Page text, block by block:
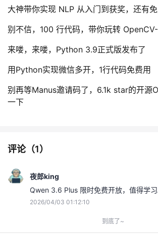
大神带你实现 NLP 从入门到获奖，还有免
别不信，100 行代码，带你玩转
来喽，来喽，Python 3.9正式版发布了
用Python实现微信多开，1行代码免费用
别再等Manus邀请码了，6.1k star的开源
一下
评论（1）
夜郎king
Qwen 3.6 Plus 限时免费开放，值得学习
2026/04/03 01:12:10
到底了~